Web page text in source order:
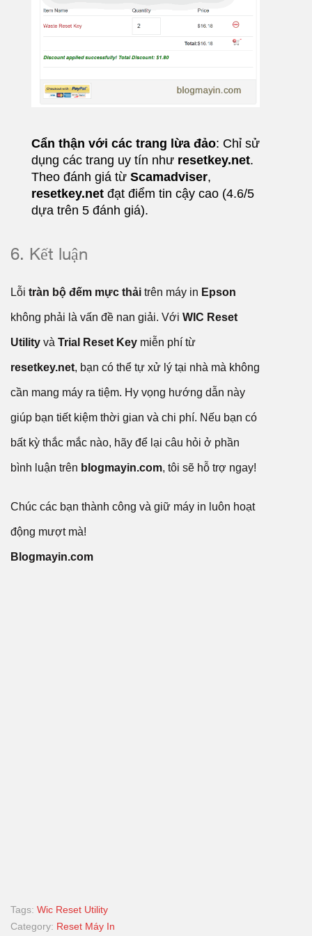
Cẩn thận với các trang lừa đảo: Chỉ sử
dụng các trang uy tín như resetkey.net.
Theo đánh giá từ Scamadviser,
resetkey.net đạt điểm tin cậy cao (4.6/5
dựa trên 5 đánh giá).
6. Kết luận
Lỗi tràn bộ đếm mực thải trên máy in Epson
không phải là vấn đề nan giải. Với WIC Reset
Utility và Trial Reset Key miễn phí từ
resetkey.net, bạn có thể tự xử lý tại nhà mà không
cần mang máy ra tiệm. Hy vọng hướng dẫn này
giúp bạn tiết kiệm thời gian và chi phí. Nếu bạn có
bất kỳ thắc mắc nào, hãy để lại câu hỏi ở phần
bình luận trên blogmayin.com, tôi sẽ hỗ trợ ngay!
Chúc các bạn thành công và giữ máy in luôn hoạt
động mượt mà!
Blogmayin.com
Tags: Wic Reset Utility
Category: Reset Máy In